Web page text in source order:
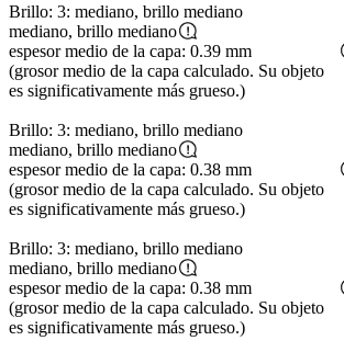
Brillo: 3: mediano, brillo mediano
mediano, brillo mediano
espesor medio de la capa: 0.39 mm
(grosor medio de la capa calculado. Su objeto
es significativamente más grueso.)
Brillo: 3: mediano, brillo mediano
mediano, brillo mediano
espesor medio de la capa: 0.38 mm
(grosor medio de la capa calculado. Su objeto
es significativamente más grueso.)
Brillo: 3: mediano, brillo mediano
mediano, brillo mediano
espesor medio de la capa: 0.38 mm
(grosor medio de la capa calculado. Su objeto
es significativamente más grueso.)